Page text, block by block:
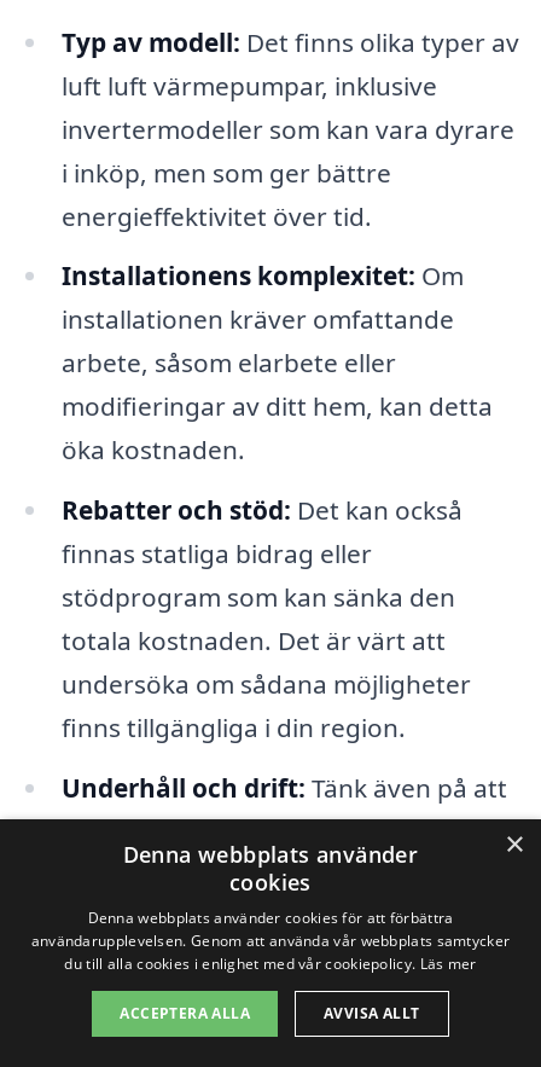
Typ av modell: Det finns olika typer av
luft luft värmepumpar, inklusive
invertermodeller som kan vara dyrare
i inköp, men som ger bättre
energieffektivitet över tid.
Installationens komplexitet: Om
installationen kräver omfattande
arbete, såsom elarbete eller
modifieringar av ditt hem, kan detta
öka kostnaden.
Rebatter och stöd: Det kan också
finnas statliga bidrag eller
stödprogram som kan sänka den
totala kostnaden. Det är värt att
undersöka om sådana möjligheter
finns tillgängliga i din region.
Underhåll och drift: Tänk även på att
ingå i den totala kalkylen. En högre
kvalitet på utrustningen kan innebära
lägre underhållskostnader på lång
×
Denna webbplats använder
cookies
Denna webbplats använder cookies för att förbättra
användarupplevelsen. Genom att använda vår webbplats samtycker
du till alla cookies i enlighet med vår cookiepolicy. Läs mer
ACCEPTERA ALLA AVVISA ALLT